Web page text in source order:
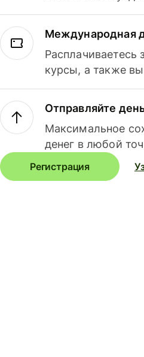
Международная
Расплачиваетесь
курсы, а также
Отправляйте
Максимальное
денег в любой
Регистрация